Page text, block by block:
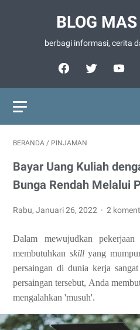
BLOG
berbagi informasi, cerita
BERANDA / PINJAMAN
Bayar Uang Kuliah
Bunga Rendah Melalui
Rabu, Januari 26, 2022 2
Dalam mewujudkan
membutuhkan skillyang
persaingan di dunia kerja
persaingan tersebut, Anda
mengalahkan 'musuh'.